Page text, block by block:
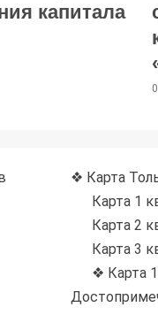
капитала
❖ Карта
Карта 1
Карта 2
Карта 3
❖ Карта